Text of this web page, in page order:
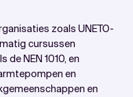
zoals UNETO-
cursussen
de NEN 1010, en
en
en